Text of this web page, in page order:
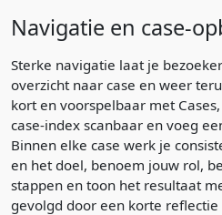
Navigatie en case-
Sterke navigatie laat je
overzicht naar case en weer
kort en voorspelbaar met
case-index scanbaar en voeg
Binnen elke case werk je
en het doel, benoem jouw rol,
stappen en toon het resultaat
gevolgd door een korte